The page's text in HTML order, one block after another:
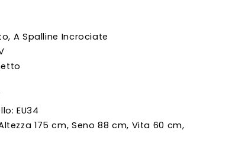
A Spalline Incrociate
EU34
175 cm, Seno 88 cm, Vita 60 cm,